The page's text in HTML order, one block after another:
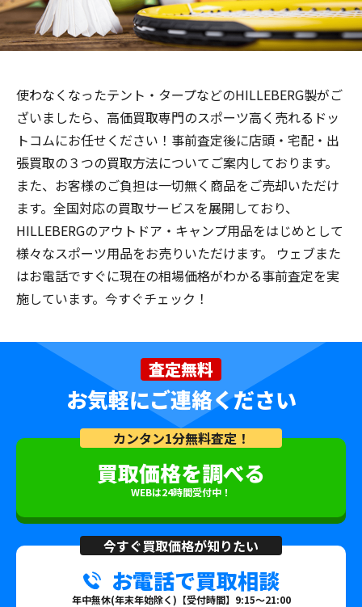
使わなくなったテント・タープなどのHILLEBERG製がご
ざいましたら、高価買取専門のスポーツ高く売れるドッ
トコムにお任せください！事前査定後に店頭・宅配・出
張買取の３つの買取方法についてご案内しております。
また、お客様のご負担は一切無く商品をご売却いただけ
ます。全国対応の買取サービスを展開しており、
HILLEBERGのアウトドア・キャンプ用品をはじめとして
様々なスポーツ用品をお売りいただけます。 ウェブまた
はお電話ですぐに現在の相場価格がわかる事前査定を実
施しています。今すぐチェック！
査定無料
お気軽にご連絡ください
カンタン1分無料査定！
買取価格を調べる
WEBは24時間受付中！
今すぐ買取価格が知りたい
お電話で買取相談
年中無休(年末年始除く)【受付時間】9:15～21:00